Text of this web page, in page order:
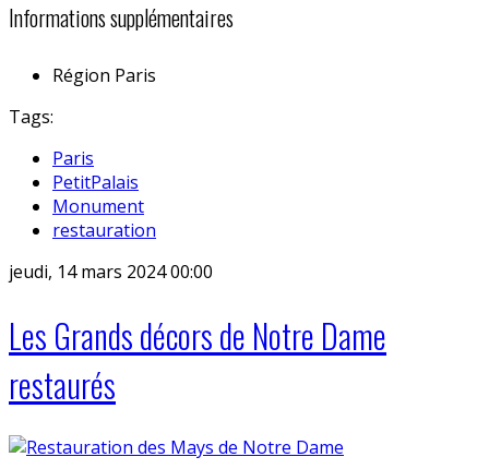
Informations supplémentaires
Région Paris
Tags:
Paris
PetitPalais
Monument
restauration
jeudi, 14 mars 2024 00:00
Les Grands décors de Notre Dame
restaurés